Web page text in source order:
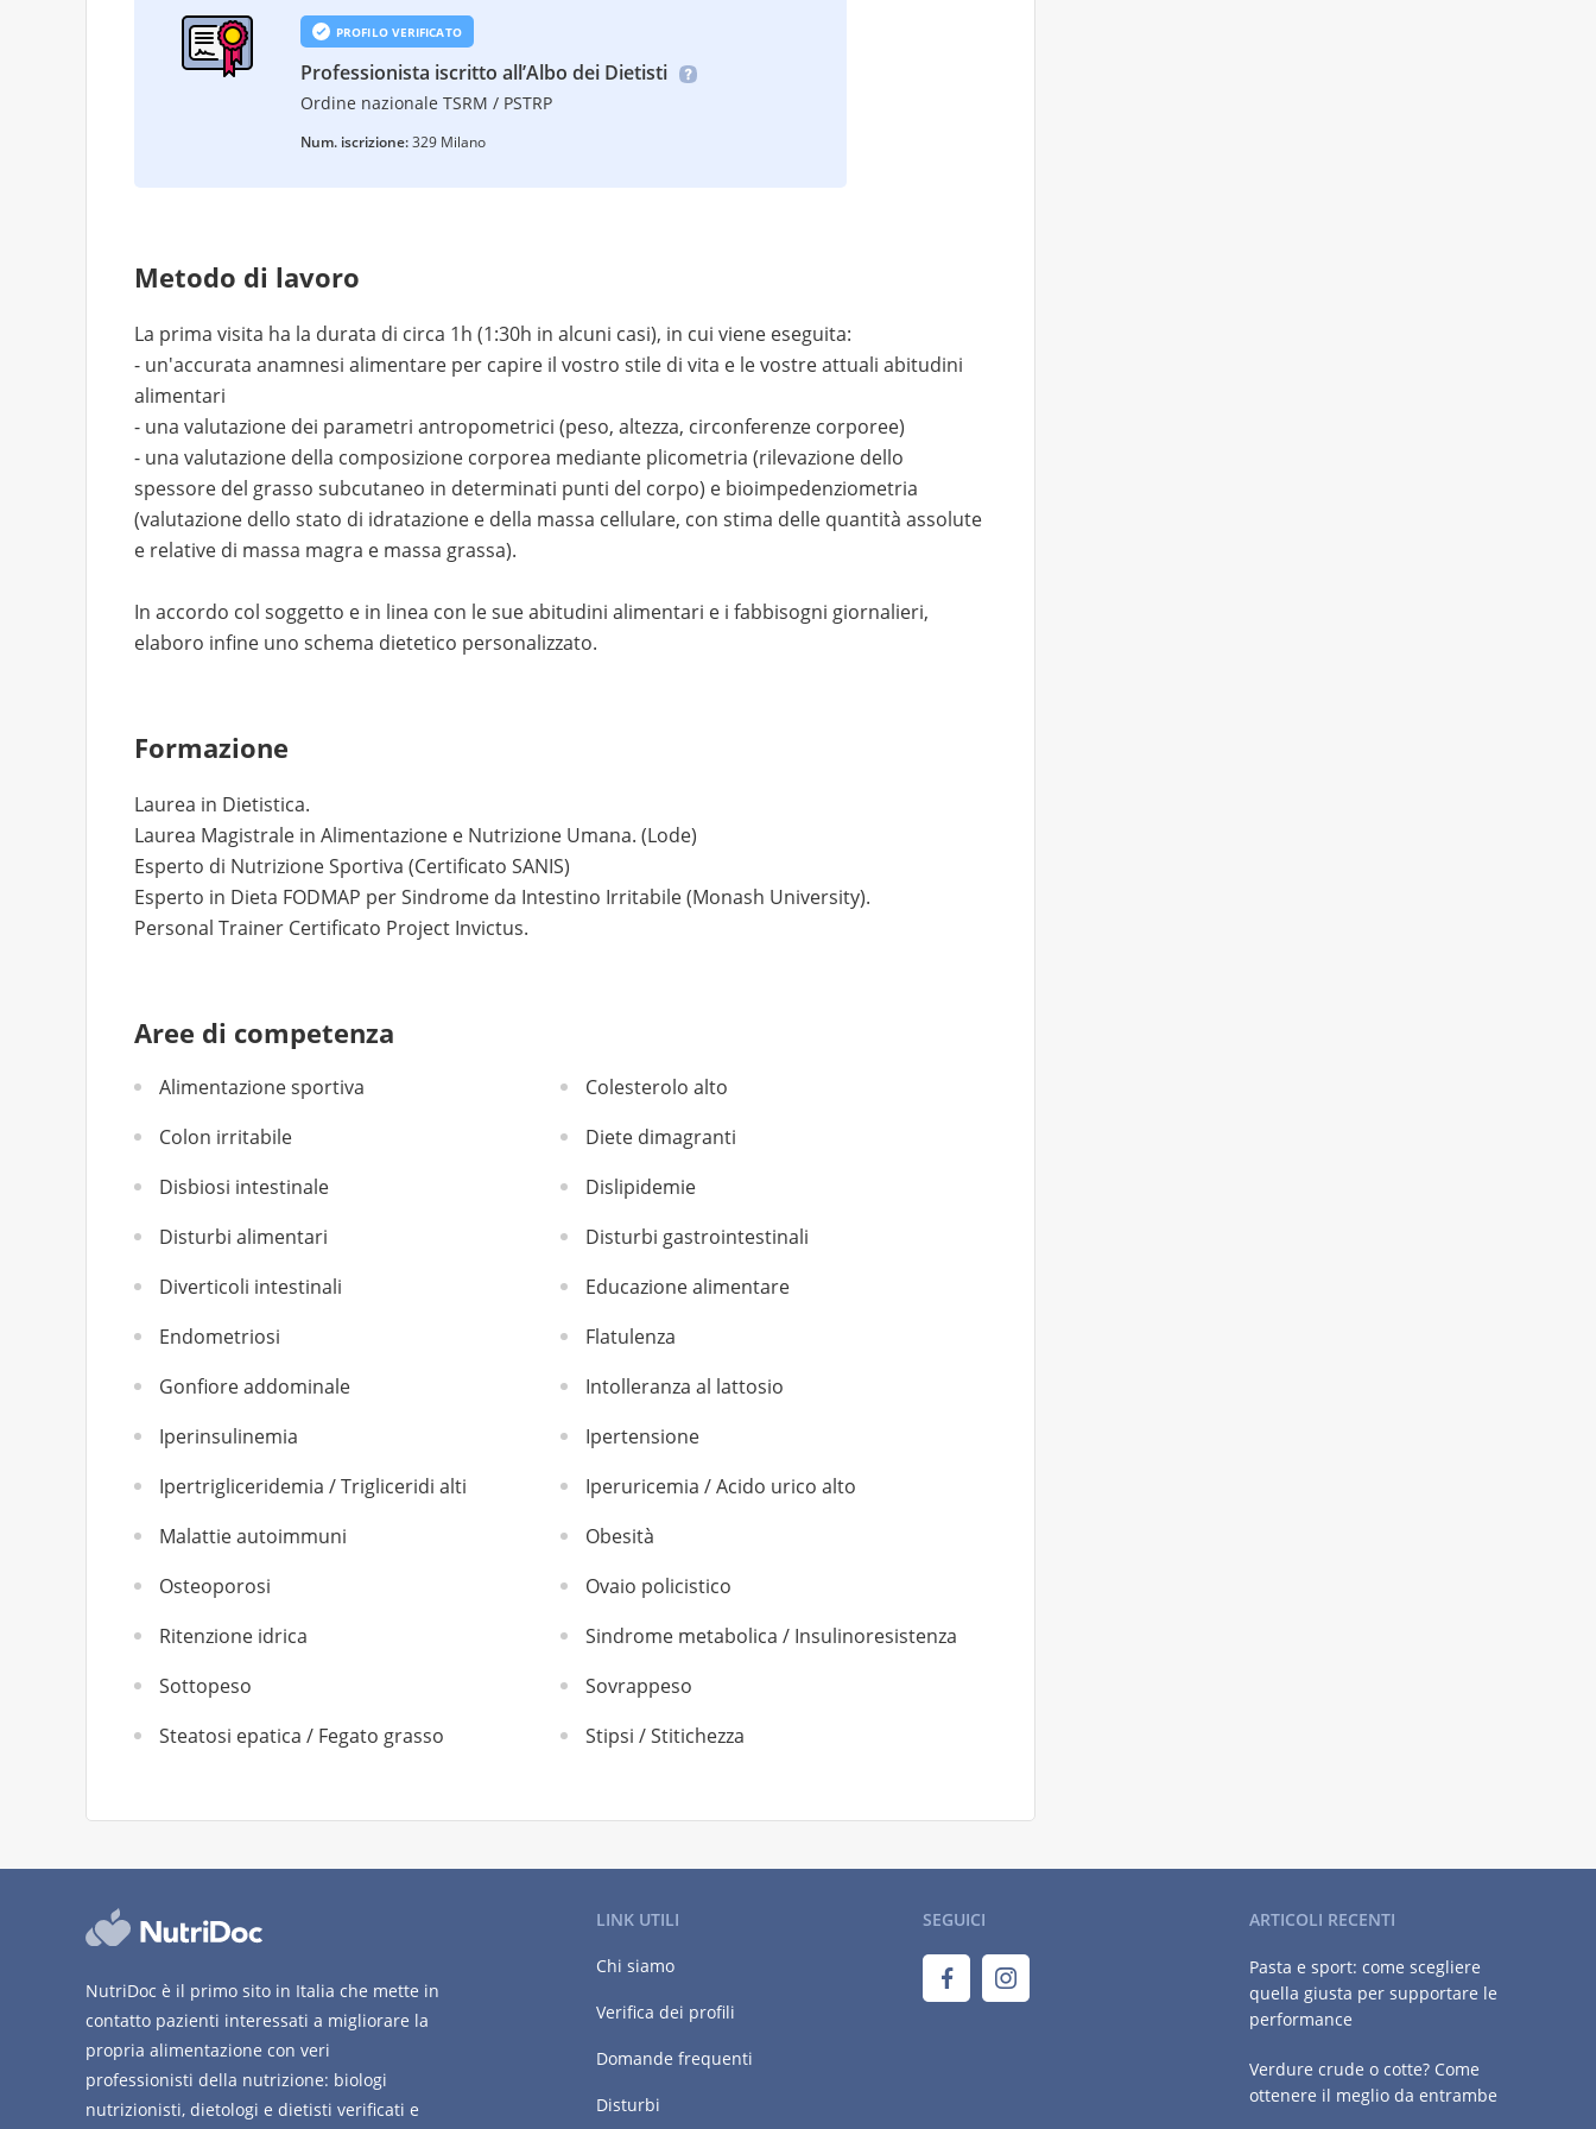
PROFILO VERIFICATO
Professionista iscritto all’Albo dei Dietisti
Ordine nazionale TSRM / PSTRP
Num. iscrizione:329 Milano
Metodo di lavoro
La prima visita ha la durata di circa 1h (1:30h in alcuni casi), in cui viene eseguita:
- un'accurata anamnesi alimentare per capire il vostro stile di vita e le vostre attuali abitudini
alimentari
- una valutazione dei parametri antropometrici (peso, altezza, circonferenze corporee)
- una valutazione della composizione corporea mediante plicometria (rilevazione dello
spessore del grasso subcutaneo in determinati punti del corpo) e bioimpedenziometria
(valutazione dello stato di idratazione e della massa cellulare, con stima delle quantità assolute
e relative di massa magra e massa grassa).
In accordo col soggetto e in linea con le sue abitudini alimentari e i fabbisogni giornalieri,
elaboro infine uno schema dietetico personalizzato.
Formazione
Laurea in Dietistica.
Laurea Magistrale in Alimentazione e Nutrizione Umana. (Lode)
Esperto di Nutrizione Sportiva (Certificato SANIS)
Esperto in Dieta FODMAP per Sindrome da Intestino Irritabile (Monash University).
Personal Trainer Certificato Project Invictus.
Aree di competenza
Alimentazione sportiva
Colesterolo alto
Colon irritabile
Diete dimagranti
Disbiosi intestinale
Dislipidemie
Disturbi alimentari
Disturbi gastrointestinali
Diverticoli intestinali
Educazione alimentare
Endometriosi
Flatulenza
Gonfiore addominale
Intolleranza al lattosio
Iperinsulinemia
Ipertensione
Ipertrigliceridemia / Trigliceridi alti
Iperuricemia / Acido urico alto
Malattie autoimmuni
Obesità
Osteoporosi
Ovaio policistico
Ritenzione idrica
Sindrome metabolica / Insulinoresistenza
Sottopeso
Sovrappeso
Steatosi epatica / Fegato grasso
Stipsi / Stitichezza
NutriDoc è il primo sito in Italia che mette in
contatto pazienti interessati a migliorare la
propria alimentazione con veri
professionisti della nutrizione: biologi
nutrizionisti, dietologi e dietisti verificati e
LINK UTILI
Chi siamo
Verifica dei profili
Domande frequenti
Disturbi
SEGUICI ARTICOLI RECENTI
Pasta e sport: come scegliere
quella giusta per supportare le
performance
Verdure crude o cotte? Come
ottenere il meglio da entrambe